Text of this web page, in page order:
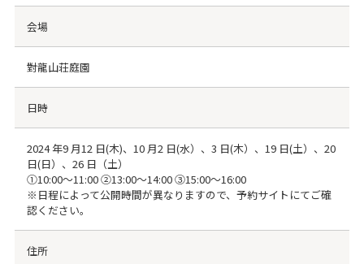
会場
對龍山荘庭園
日時
2024 年9 月12 日(木)、10 月2 日(水）、3 日(木）、19 日(土）、20
日(日）、26 日（土）
①10:00～11:00 ②13:00～14:00 ③15:00～16:00
※日程によって公開時間が異なりますので、予約サイトにてご確
認ください。
住所